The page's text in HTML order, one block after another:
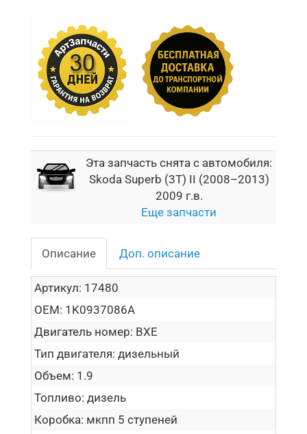
Эта запчасть снята с автомобиля:
Skoda Superb (3T) II (2008–2013)
2009 г.в.
Еще запчасти
Описание Доп. описание
Артикул: 17480
OEM: 1K0937086A
Двигатель номер: BXE
Тип двигателя: дизельный
Объем: 1.9
Топливо: дизель
Коробка: мкпп 5 ступеней